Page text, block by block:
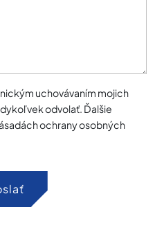
uchovávaním mojich
odvolať. Ďalšie
ochrany osobných